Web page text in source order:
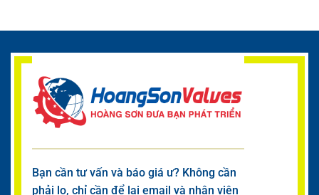
Bạn cần tư vấn và báo giá ư? Không cần
phải lo, chỉ cần để lại email và nhân viên